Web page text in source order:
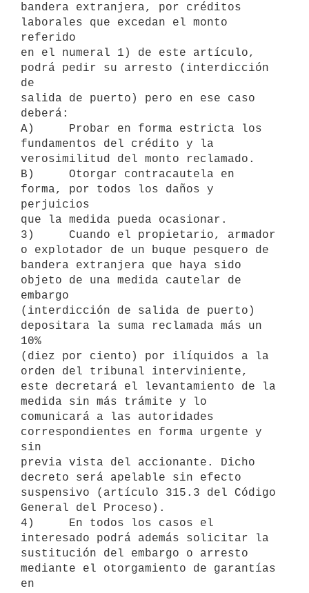
bandera extranjera, por créditos
laborales que excedan el monto
referido
en el numeral 1) de este artículo,
podrá pedir su arresto (interdicción
de
salida de puerto) pero en ese caso
deberá:
A)     Probar en forma estricta los
fundamentos del crédito y la
verosimilitud del monto reclamado.
B)     Otorgar contracautela en
forma, por todos los daños y
perjuicios
que la medida pueda ocasionar.
3)     Cuando el propietario, armador
o explotador de un buque pesquero de
bandera extranjera que haya sido
objeto de una medida cautelar de
embargo
(interdicción de salida de puerto)
depositara la suma reclamada más un
10%
(diez por ciento) por ilíquidos a la
orden del tribunal interviniente,
este decretará el levantamiento de la
medida sin más trámite y lo
comunicará a las autoridades
correspondientes en forma urgente y
sin
previa vista del accionante. Dicho
decreto será apelable sin efecto
suspensivo (artículo 315.3 del Código
General del Proceso).
4)     En todos los casos el
interesado podrá además solicitar la
sustitución del embargo o arresto
mediante el otorgamiento de garantías
en